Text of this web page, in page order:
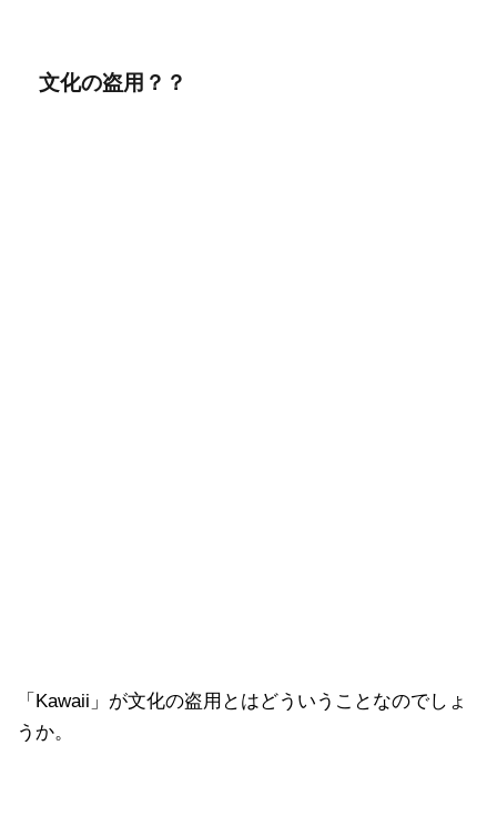
文化の盗用？？
「Kawaii」が文化の盗用とはどういうことなのでしょ
うか。